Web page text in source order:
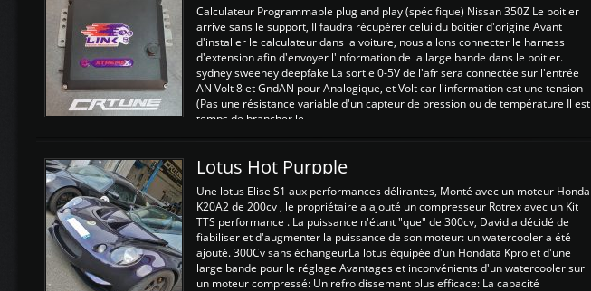
Calculateur Programmable plug and play (spécifique) Nissan 350Z Le boitier
arrive sans le support, Il faudra récupérer celui du boitier d'origine Avant
d'installer le calculateur dans la voiture, nous allons connecter le harness
d'extension afin d'envoyer l'information de la large bande dans le boitier.
sydney sweeney deepfake La sortie 0-5V de l'afr sera connectée sur l'entrée
AN Volt 8 et GndAN pour Analogique, et Volt car l'information est une tension
(Pas une résistance variable d'un capteur de pression ou de température Il est
temps de brancher le ...
Lotus Hot Purpple
Une lotus Elise S1 aux performances délirantes, Monté avec un moteur Honda
K20A2 de 200cv , le propriétaire a ajouté un compresseur Rotrex avec un Kit
TTS performance . La puissance n'étant "que" de 300cv, David a décidé de
fiabiliser et d'augmenter la puissance de son moteur: un watercooler a été
ajouté. 300Cv sans échangeurLa lotus équipée d'un Hondata Kpro et d'une
large bande pour le réglage Avantages et inconvénients d'un watercooler sur
un moteur compressé: Un refroidissement plus efficace: La capacité